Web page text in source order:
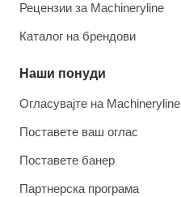
Рецензии за Machineryline
Каталог на брендови
Наши понуди
Огласувајте на Machineryline
Поставете ваш оглас
Поставете банер
Партнерска програма